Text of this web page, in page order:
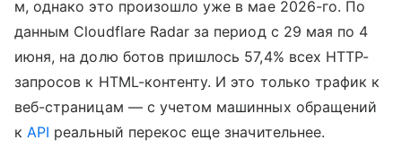
м, однако это произошло уже в мае 2026-го. По
данным Cloudflare Radar за период с 29 мая по 4
июня, на долю ботов пришлось 57,4% всех HTTP-
запросов к HTML-контенту. И это только трафик к
веб-страницам — с учетом машинных обращений
к API реальный перекос еще значительнее.